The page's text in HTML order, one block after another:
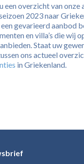
een overzicht van onze
2023 naar
gevarieerd aanbod
en villa’s die wij
Staat uw
ons actueel
in Griekenland.